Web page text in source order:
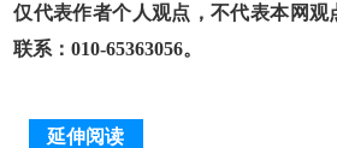
仅代表作者个人观点，不代表本网观
联系：010-65363056。
延伸阅读